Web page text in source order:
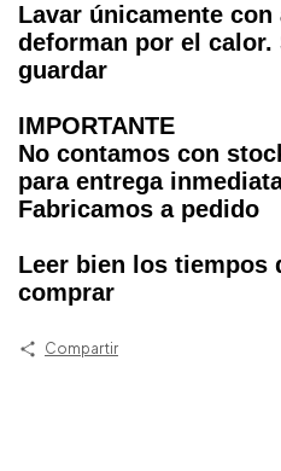
Lavar únicamente
deforman por el calor.
guardar
IMPORTANTE
No contamos con
para entrega
Fabricamos a pedido
Leer bien los tiempos
comprar
Compartir